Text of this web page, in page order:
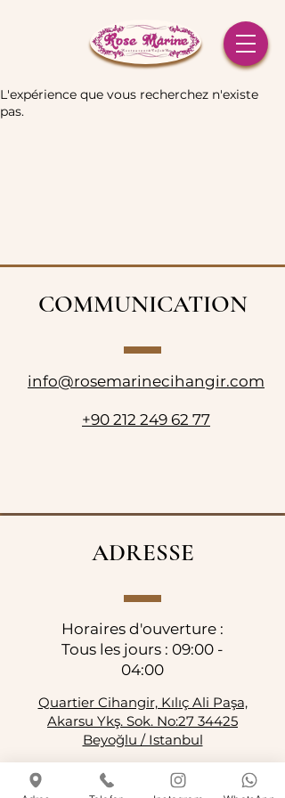
L'expérience que vous recherchez n'existe
pas.
COMMUNICATION
info@rosemarinecihangir.com
+90 212 249 62 77
ADRESSE
Horaires d'ouverture :
Tous les jours : 09:00 -
04:00
Quartier Cihangir, Kılıç Ali Paşa,
Akarsu Ykş. Sok. No:27 34425
Beyoğlu / Istanbul